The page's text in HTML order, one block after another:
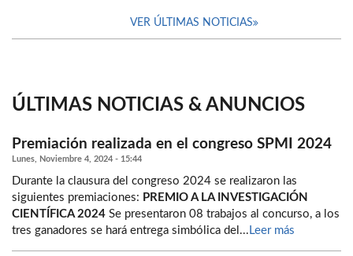
VER ÚLTIMAS NOTICIAS
ÚLTIMAS NOTICIAS & ANUNCIOS
Premiación realizada en el congreso SPMI 2024
Lunes, Noviembre 4, 2024 - 15:44
Durante la clausura del congreso 2024 se realizaron las
siguientes premiaciones: PREMIO A LA INVESTIGACIÓN
CIENTÍFICA 2024 Se presentaron 08 trabajos al concurso, a los
tres ganadores se hará entrega simbólica del... Leer más